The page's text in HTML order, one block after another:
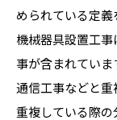
められている定義
機械器具設置工
事が含まれてい
通信工事などと重
重複している際